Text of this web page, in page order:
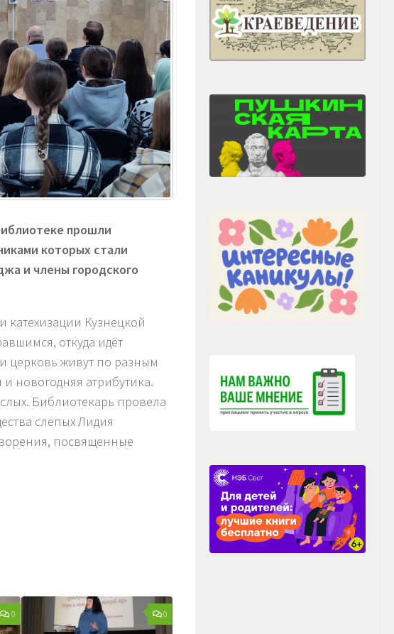
прошли
которых стали
и члены городского
катехизации Кузнецкой
откуда идёт
церковь живут по разным
новогодняя атрибутика.
Библиотекарь провела
слепых Лидия
посвященные
0 0